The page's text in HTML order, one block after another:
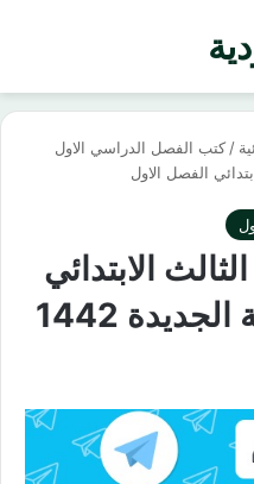
/ كتب الفصل الدراسي الاول
الفصل الاول
الابتدائي
الفصل الاول الطبعة الجديدة 1442